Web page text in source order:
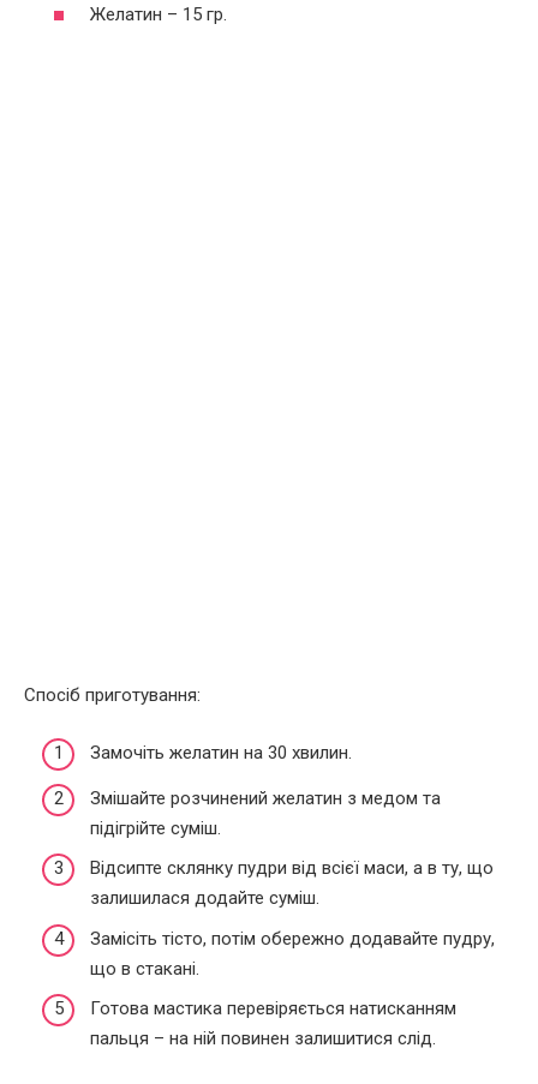
Желатин – 15 гр.
Спосіб приготування:
Замочіть желатин на 30 хвилин.
Змішайте розчинений желатин з медом та
підігрійте суміш.
Відсипте склянку пудри від всієї маси, а в ту, що
залишилася додайте суміш.
Замісіть тісто, потім обережно додавайте пудру,
що в стакані.
Готова мастика перевіряється натисканням
пальця – на ній повинен залишитися слід.